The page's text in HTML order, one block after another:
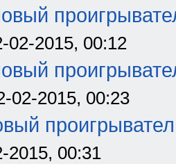
02-2015, 00:12
02-2015, 00:23
2015, 00:31